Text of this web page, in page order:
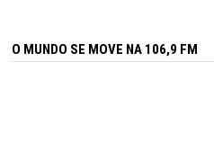
O MUNDO SE MOVE NA 106,9 FM